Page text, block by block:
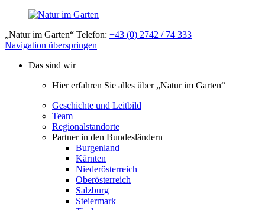
„Natur im Garten“ Telefon: +43 (0) 2742 / 74 333
Navigation überspringen
Das sind wir
Hier erfahren Sie alles über „Natur im Garten“
Geschichte und Leitbild
Team
Regionalstandorte
Partner in den Bundesländern
Burgenland
Kärnten
Niederösterreich
Oberösterreich
Salzburg
Steiermark